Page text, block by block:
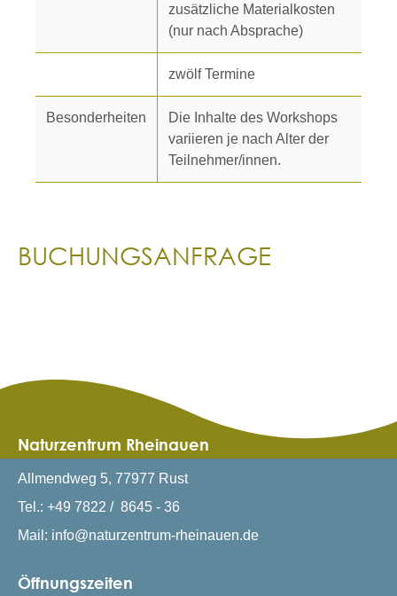
zusätzliche Materialkosten
(nur nach Absprache)
zwölf Termine
Besonderheiten
Die Inhalte des Workshops
variieren je nach Alter der
Teilnehmer/innen.
BUCHUNGSANFRAGE
Naturzentrum Rheinauen
Allmendweg 5, 77977 Rust
Tel.: +49 7822 / 8645 - 36
Mail: info@naturzentrum-rheinauen.de
Öffnungszeiten